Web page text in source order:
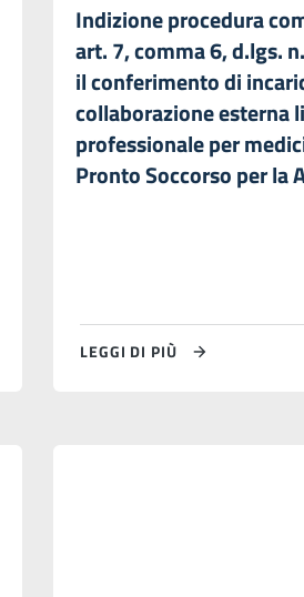
Indizione procedura
art. 7, comma 6, d.lgs.
il conferimento di
collaborazione esterna
professionale per
Pronto Soccorso per la
LEGGI DI PIÙ